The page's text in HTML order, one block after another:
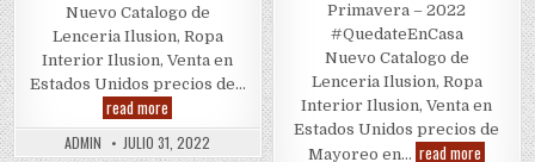
Nuevo Catalogo de
Lenceria Ilusion, Ropa
Interior Ilusion, Venta en
Estados Unidos precios de…
read more
–
Otoño
–
ADMIN JULIO 31, 2022
Primavera – 2022
#QuedateEnCasa
Nuevo Catalogo de
Lenceria Ilusion, Ropa
Interior Ilusion, Venta en
Estados Unidos precios de
Mayoreo en… read more